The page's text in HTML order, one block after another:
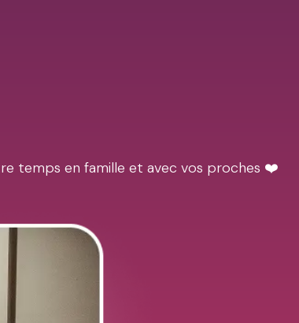
temps en famille et avec vos proches ❤️